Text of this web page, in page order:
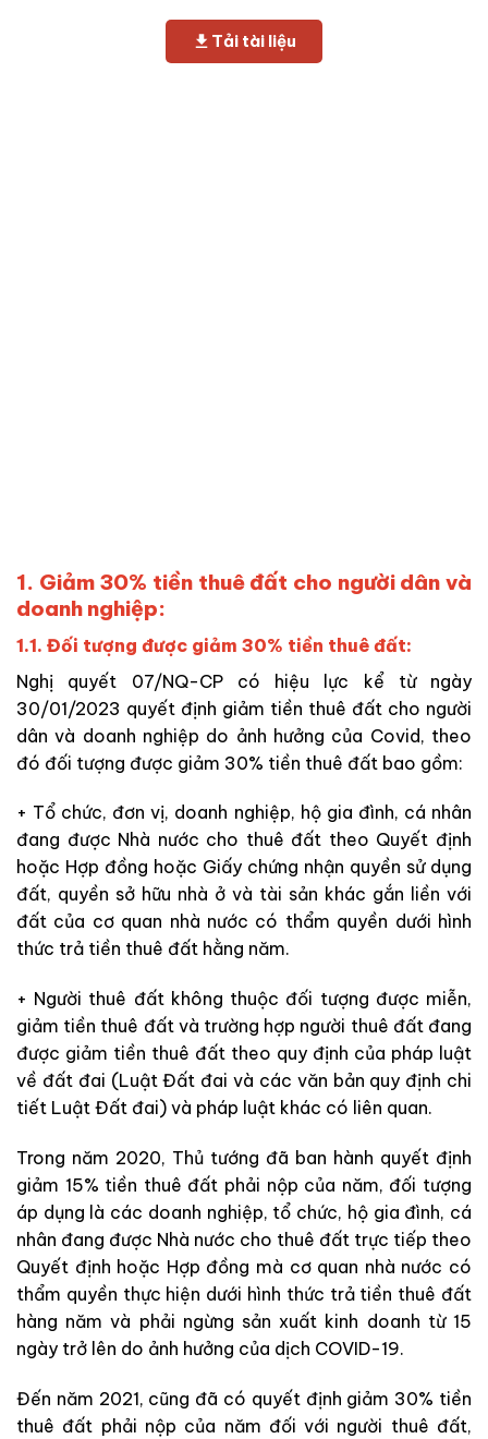
Tải tài liệu
1. Giảm 30% tiền thuê đất cho người dân và
doanh nghiệp:
1.1. Đối tượng được giảm 30% tiền thuê đất:
Nghị quyết 07/NQ-CP có hiệu lực kể từ ngày
30/01/2023 quyết định giảm tiền thuê đất cho người
dân và doanh nghiệp do ảnh hưởng của Covid, theo
đó đối tượng được giảm 30% tiền thuê đất bao gồm:
+ Tổ chức, đơn vị, doanh nghiệp, hộ gia đình, cá nhân
đang được Nhà nước cho thuê đất theo Quyết định
hoặc Hợp đồng hoặc Giấy chứng nhận quyền sử dụng
đất, quyền sở hữu nhà ở và tài sản khác gắn liền với
đất của cơ quan nhà nước có thẩm quyền dưới hình
thức trả tiền thuê đất hằng năm.
+ Người thuê đất không thuộc đối tượng được miễn,
giảm tiền thuê đất và trường hợp người thuê đất đang
được giảm tiền thuê đất theo quy định của pháp luật
về đất đai (Luật Đất đai và các văn bản quy định chi
tiết Luật Đất đai) và pháp luật khác có liên quan.
Trong năm 2020, Thủ tướng đã ban hành quyết định
giảm 15% tiền thuê đất phải nộp của năm, đối tượng
áp dụng là các doanh nghiệp, tổ chức, hộ gia đình, cá
nhân đang được Nhà nước cho thuê đất trực tiếp theo
Quyết định hoặc Hợp đồng mà cơ quan nhà nước có
thẩm quyền thực hiện dưới hình thức trả tiền thuê đất
hàng năm và phải ngừng sản xuất kinh doanh từ 15
ngày trở lên do ảnh hưởng của dịch COVID-19.
Đến năm 2021, cũng đã có quyết định giảm 30% tiền
thuê đất phải nộp của năm đối với người thuê đất,